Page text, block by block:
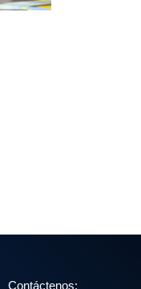
Contáctenos: